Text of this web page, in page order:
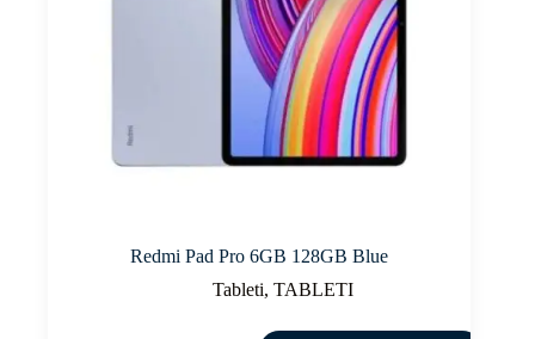
Redmi Pad Pro 6GB 128GB Blue
Tableti,TABLETI